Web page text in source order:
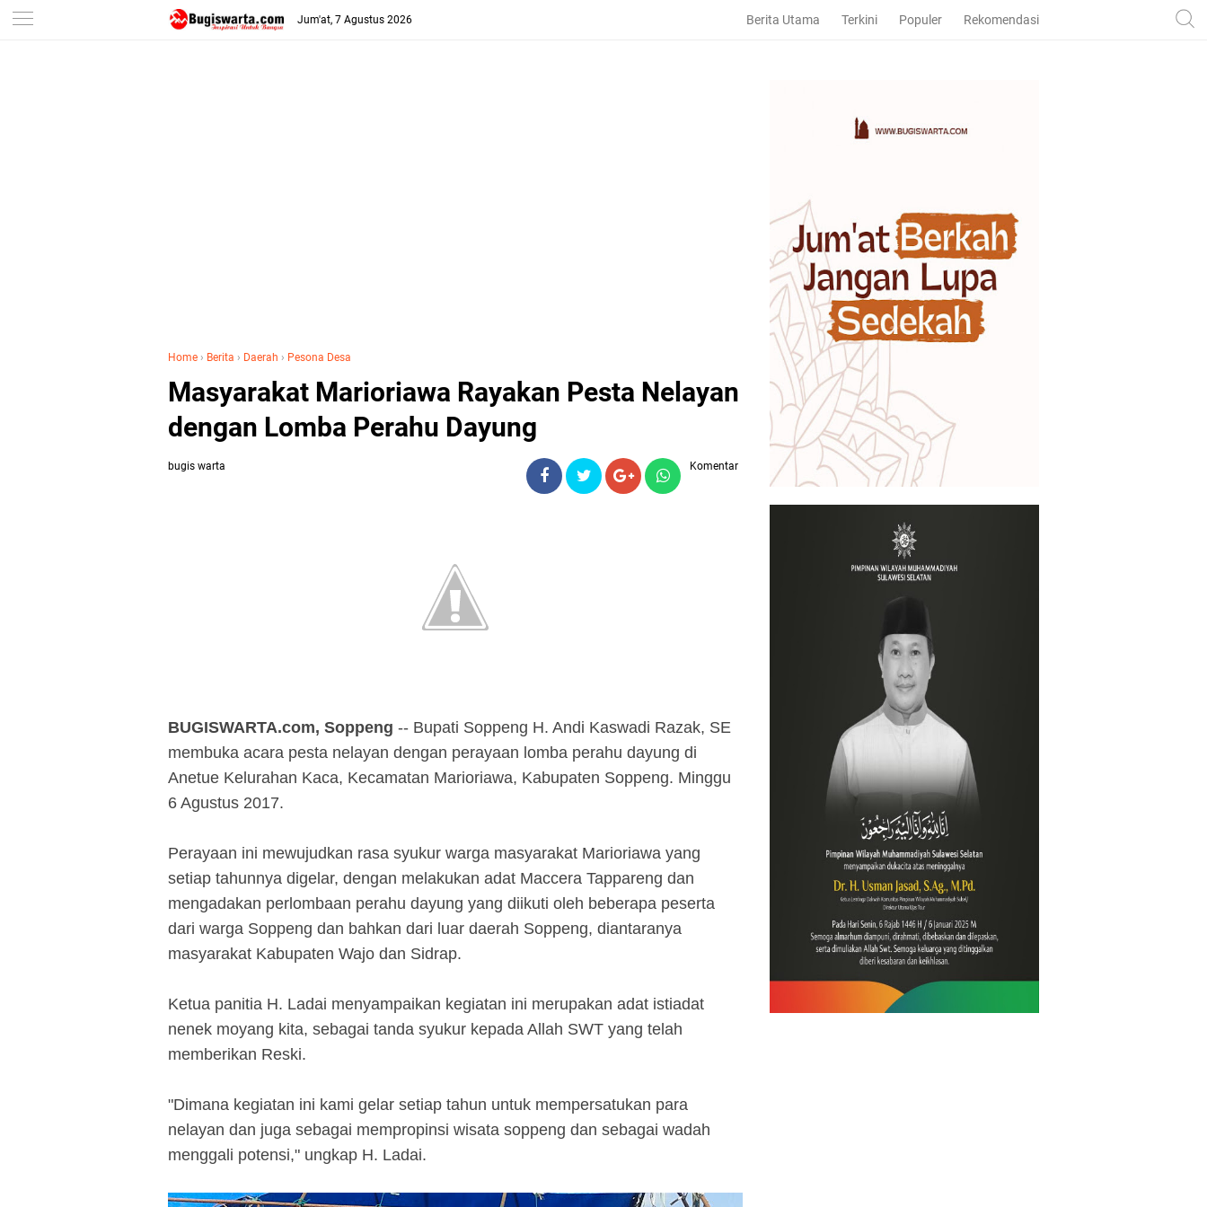
-->
Jum'at, 7 Agustus 2026 Berita Utama Terkini Populer Rekomendasi
Home › Berita › Daerah › Pesona Desa
Masyarakat Marioriawa Rayakan Pesta Nelayan
dengan Lomba Perahu Dayung
bugis warta Komentar
BUGISWARTA.com, Soppeng -- Bupati Soppeng H. Andi Kaswadi Razak, SE
membuka acara pesta nelayan dengan perayaan lomba perahu dayung di
Anetue Kelurahan Kaca, Kecamatan Marioriawa, Kabupaten Soppeng. Minggu
6 Agustus 2017.
Perayaan ini mewujudkan rasa syukur warga masyarakat Marioriawa yang
setiap tahunnya digelar, dengan melakukan adat Maccera Tappareng dan
mengadakan perlombaan perahu dayung yang diikuti oleh beberapa peserta
dari warga Soppeng dan bahkan dari luar daerah Soppeng, diantaranya
masyarakat Kabupaten Wajo dan Sidrap.
Ketua panitia H. Ladai menyampaikan kegiatan ini merupakan adat istiadat
nenek moyang kita, sebagai tanda syukur kepada Allah SWT yang telah
memberikan Reski.
"Dimana kegiatan ini kami gelar setiap tahun untuk mempersatukan para
nelayan dan juga sebagai mempropinsi wisata soppeng dan sebagai wadah
menggali potensi," ungkap H. Ladai.